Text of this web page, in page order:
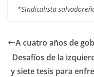
*Sindicalista
A cuatro años de
Desafíos de la
y siete tesis para